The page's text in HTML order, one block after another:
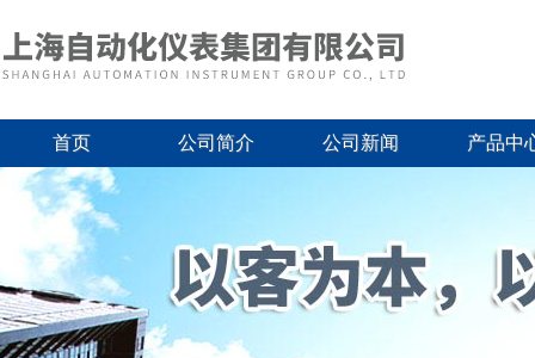
首页 公司简介 公司新闻 产品中